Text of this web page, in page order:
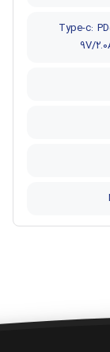
(5V/2.0A)Type-
9V/